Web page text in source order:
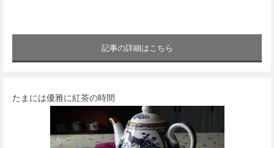
記事の詳細はこちら
たまには優雅に紅茶の時間